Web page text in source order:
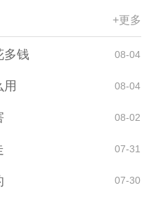
+更多
多钱 08-04
08-04
08-02
07-31
07-30